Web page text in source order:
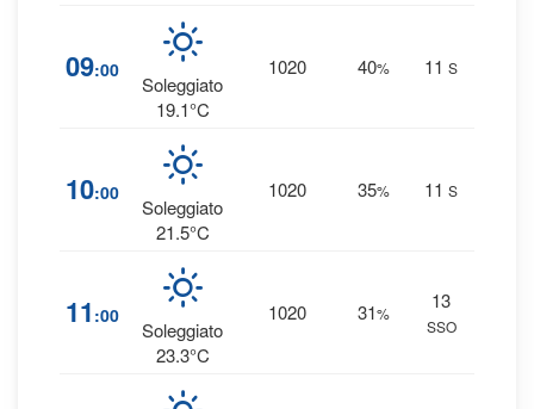
09:00
Soleggiato
19.1°C
1020 40% 11 S
10:00
Soleggiato
21.5°C
1020 35% 11 S
11 :00
Soleggiato
23.3°C
1020 31%
13
SSO